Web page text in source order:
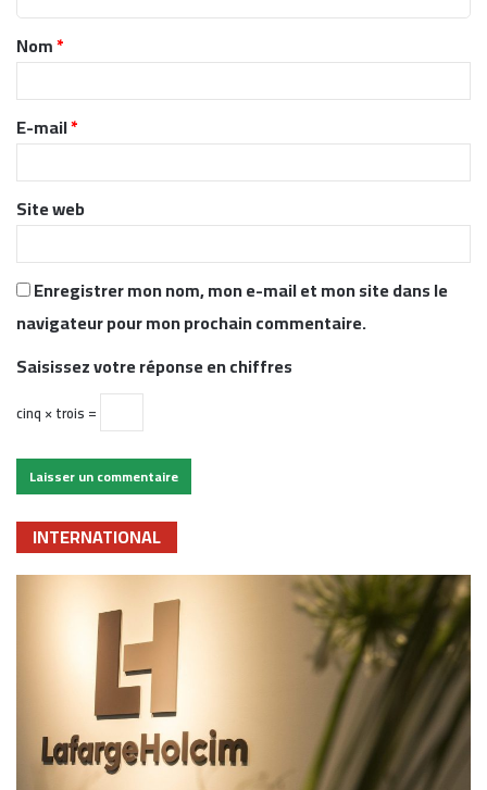
t
a
r
e
*
Nom*
E-mail*
Site web
Enregistrer mon nom, mon e-mail et mon site dans le
navigateur pour mon prochain commentaire.
Saisissez votre réponse en chiffres
cinq × trois =
INTERNATIONAL